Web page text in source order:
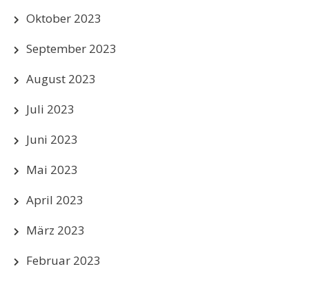
Oktober 2023
September 2023
August 2023
Juli 2023
Juni 2023
Mai 2023
April 2023
März 2023
Februar 2023